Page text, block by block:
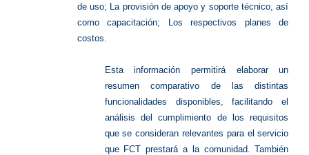
de uso; La provisión de apoyo y soporte técnico, así
como capacitación; Los respectivos planes de
costos.
Esta información permitirá elaborar un
resumen comparativo de las distintas
funcionalidades disponibles, facilitando el
análisis del cumplimiento de los requisitos
que se consideran relevantes para el servicio
que FCT prestará a la comunidad. También